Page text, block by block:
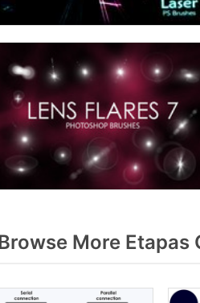
More